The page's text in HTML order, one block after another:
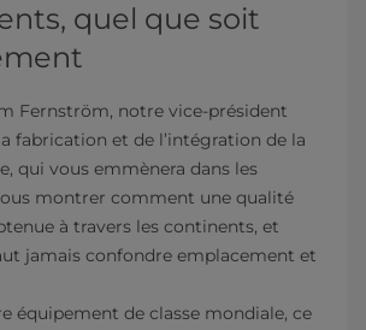
quel que soit
Fernström, notre vice-président
fabrication et de l’intégration de la
qui vous emmènera dans les
montrer comment une qualité
à travers les continents, et
jamais confondre emplacement et
équipement de classe mondiale, ce